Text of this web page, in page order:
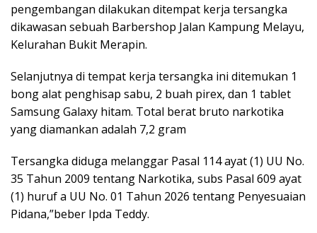
pengembangan dilakukan ditempat kerja tersangka
dikawasan sebuah Barbershop Jalan Kampung Melayu,
Kelurahan Bukit Merapin.
Selanjutnya di tempat kerja tersangka ini ditemukan 1
bong alat penghisap sabu, 2 buah pirex, dan 1 tablet
Samsung Galaxy hitam. Total berat bruto narkotika
yang diamankan adalah 7,2 gram
Tersangka diduga melanggar Pasal 114 ayat (1) UU No.
35 Tahun 2009 tentang Narkotika, subs Pasal 609 ayat
(1) huruf a UU No. 01 Tahun 2026 tentang Penyesuaian
Pidana,”beber Ipda Teddy.